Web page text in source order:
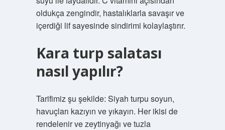
oldukça zengindir, hastalıklarla savaşır ve
içerdiği lif sayesinde sindirimi kolaylaştırır.
Kara turp salatası
nasıl yapılır?
Tarifimiz şu şekilde: Siyah turpu soyun,
havuçları kazıyın ve yıkayın. Her ikisi de
rendelenir ve zeytinyağı ve tuzla